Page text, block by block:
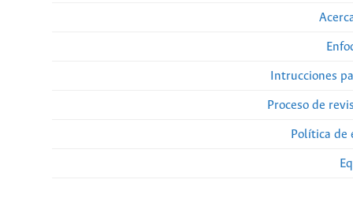
Intrucciones
Proceso de
Política